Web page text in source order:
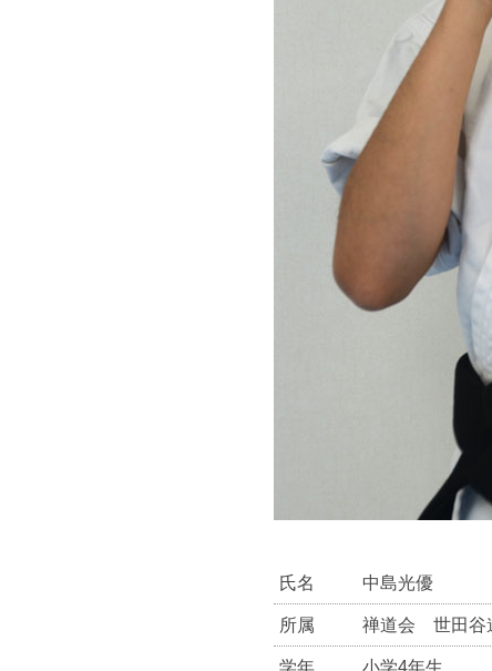
氏名 中島光優
所属 禅道会 世田谷
学年 小学4年生